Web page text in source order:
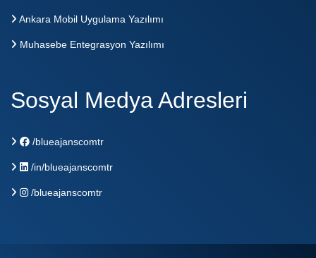
Ankara Mobil Uygulama Yazılımı
Muhasebe Entegrasyon Yazılımı
Sosyal Medya Adresleri
/blueajanscomtr
/in/blueajanscomtr
/blueajanscomtr